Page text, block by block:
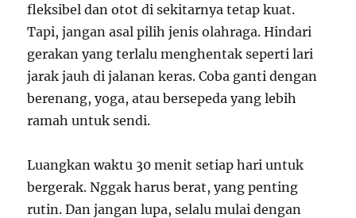
fleksibel dan otot di sekitarnya tetap kuat.
Tapi, jangan asal pilih jenis olahraga. Hindari
gerakan yang terlalu menghentak seperti lari
jarak jauh di jalanan keras. Coba ganti dengan
berenang, yoga, atau bersepeda yang lebih
ramah untuk sendi.
Luangkan waktu 30 menit setiap hari untuk
bergerak. Nggak harus berat, yang penting
rutin. Dan jangan lupa, selalu mulai dengan